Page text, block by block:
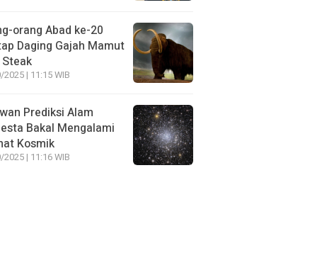
orang Abad ke-20
Daging Gajah Mamut
| 11:15 WIB
Prediksi Alam
Bakal Mengalami
Kosmik
| 11:16 WIB